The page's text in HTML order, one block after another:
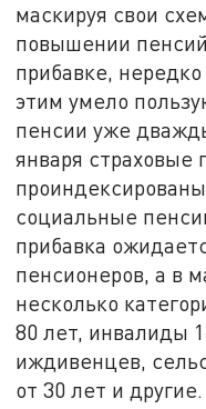
маскируя свои
повышении
прибавке,
этим умело
пенсии уже
января страховые
социальные
прибавка
пенсионеров, а в
несколько
80 лет, инвалиды
иждивенцев,
от 30 лет и другие.